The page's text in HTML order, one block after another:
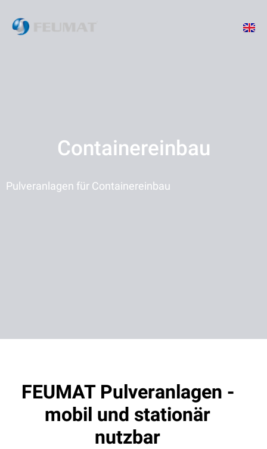
Containereinbau
Pulveranlagen für Containereinbau
FEUMAT Pulveranlagen -
mobil und stationär
nutzbar